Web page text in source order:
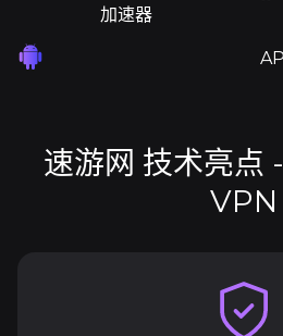
加速器
速游网 技术亮点
VPN